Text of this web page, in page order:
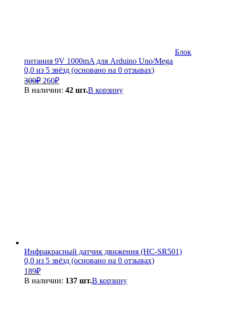
Блок
питания 9V 1000mA для Arduino Uno/Mega
0,0 из 5 звёзд (основано на 0 отзывах)
300₽ Первоначальная
цена
260₽Текущая
цена:
В наличии: 42 шт.В корзину
Инфракрасный датчик движения (HC-SR501)
0,0 из 5 звёзд (основано на 0 отзывах)
189₽
В наличии: 137 шт.В корзину